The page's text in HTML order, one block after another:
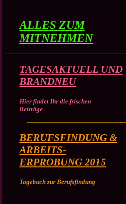
ALLES ZUM
MITNEHMEN
TAGESAKTUELL UND
BRANDNEU
Hier findet Ihr die frischen
Beiträge
BERUFSFINDUNG &
ARBEITS-
ERPROBUNG 2015
Tagebuch zur Berufsfindung